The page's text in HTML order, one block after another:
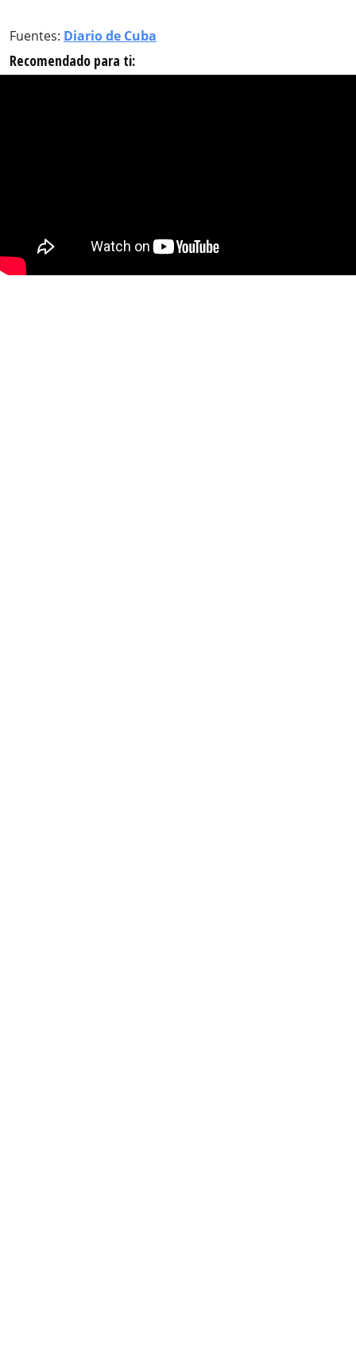
Fuentes: Diario de Cuba
Recomendado para ti: